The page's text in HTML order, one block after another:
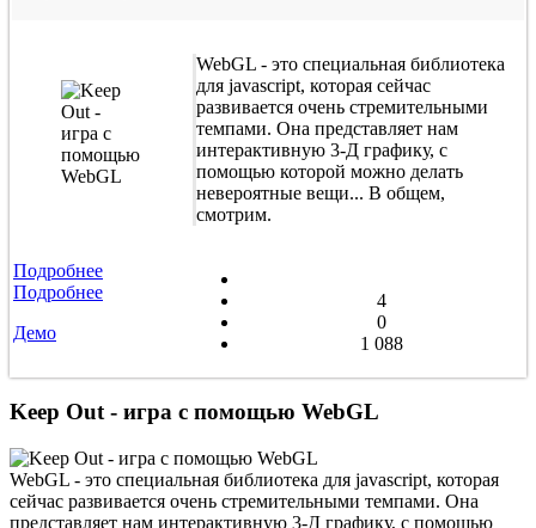
WebGL - это специальная библиотека
для javascript, которая сейчас
развивается очень стремительными
темпами. Она представляет нам
интерактивную 3-Д графику, с
помощью которой можно делать
невероятные вещи... В общем,
смотрим.
Подробнее
Подробнее
Демо
4
0
1 088
Keep Out - игра с помощью WebGL
WebGL - это специальная библиотека для javascript, которая
сейчас развивается очень стремительными темпами. Она
представляет нам интерактивную 3-Д графику, с помощью